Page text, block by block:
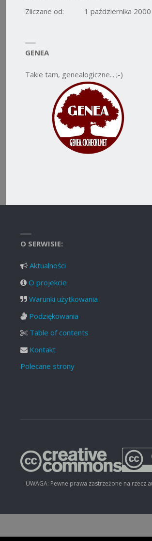
1 października 2000
Zliczane od:
GENEA
Takie tam, genealogiczne... ;-)
O SERWISIE:
Aktualności
O projekcie
Warunki użytkowania
Podziękowania
Table of contents
Kontakt
Polecane strony
UWAGA: Pewne prawa zastrzeżone na